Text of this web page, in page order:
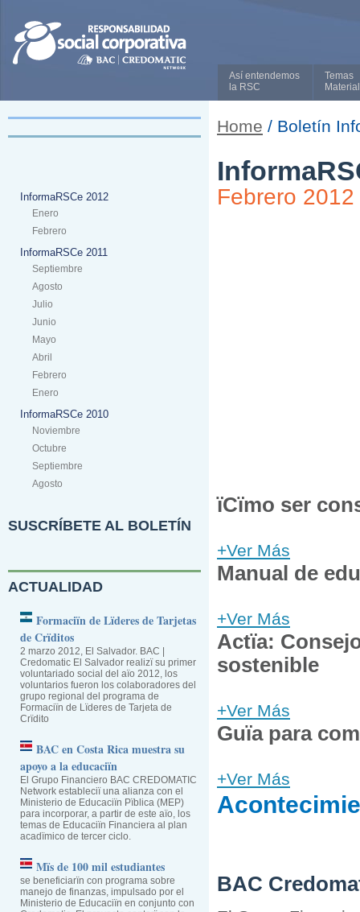
Así entendemos
la RSC
Temas
InformaRSCe 2012
Enero
Febrero
InformaRSCe 2011
Septiembre
Agosto
Julio
Junio
Mayo
Abril
Febrero
Enero
InformaRSCe 2010
Noviembre
Octubre
Septiembre
Agosto
SUSCRÍBETE AL BOLETÍN
ACTUALIDAD
Formaciïn de Lïderes de Tarjetas
de Crïditos
2 marzo 2012, El Salvador. BAC |
Credomatic El Salvador realizï su primer
voluntariado social del aïo 2012, los
voluntarios fueron los colaboradores del
grupo regional del programa de
Formaciïn de Lïderes de Tarjeta de
Crïdito
BAC en Costa Rica muestra su
apoyo a la educaciïn
El Grupo Financiero BAC CREDOMATIC
Network estableciï una alianza con el
Ministerio de Educaciïn Pïblica (MEP)
para incorporar, a partir de este aïo, los
temas de Educaciïn Financiera al plan
acadïmico de tercer ciclo.
Mïs de 100 mil estudiantes
se beneficiarïn con programa sobre
manejo de finanzas, impulsado por el
Ministerio de Educaciïn en conjunto con
Home / Boletín
Febrero 2012
ïCïmo ser
+Ver Más
Manual de
+Ver Más
Actïa:
sostenible
+Ver Más
Guïa para
+Ver Más
BAC